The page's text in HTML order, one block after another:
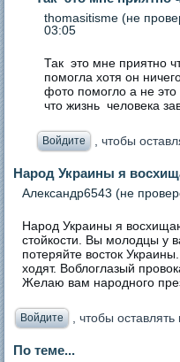
thomasitisme (не
03:05
Так это мне приятно
помогла хотя он
фото помогло а не
что жизнь человека
Войдите , чтобы
Народ Украины я
Александр6543 (не
Народ Украины я
стойкости. Вы молодцы у
потеряйте восток
ходят. Воблоглазый
Желаю вам народного
Войдите , чтобы
По теме...